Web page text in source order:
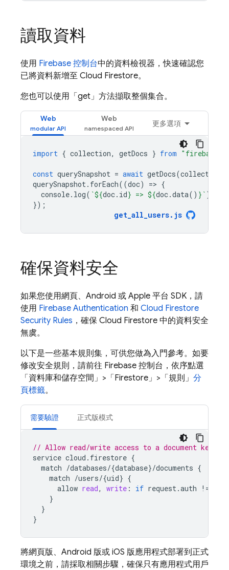
讀取資料
使用 Firebase 控制台中的資料檢視器，快速確認您
已將資料新增至 Cloud Firestore。
您也可以使用「get」方法擷取整個集合。
Web Web
更多選項
import { collection, getDocs } from "firebase/
const querySnapshot = await getDocs(collection
querySnapshot. forEach((doc) => {
console. log( `${doc. id} => ${doc.data() } ` );
});
get_all_users. js
確保資料安全
如果您使用網頁、Android 或 Apple 平台 SDK，請
使用 Firebase Authentication 和 Cloud Firestore
Security Rules ，確保 Cloud Firestore 中的資料安全
無虞。
以下是一些基本規則集，可供您做為入門參考。如要
修改安全規則，請前往 Firebase 控制台，依序點選
「資料庫和儲存空間」 >「Firestore」 >「規則」 分
頁標籤。
需要驗證 正式版模式
// Allow read/write access to a document keyed
service cloud . firestore {
match /databases/{database}/documents {
match /users/{uid} {
allow read, write : if request.auth ! =
}
}
}
將網頁版、Android 版或 iOS 版應用程式部署到正式
環境之前，請採取相關步驟，確保只有應用程式用戶